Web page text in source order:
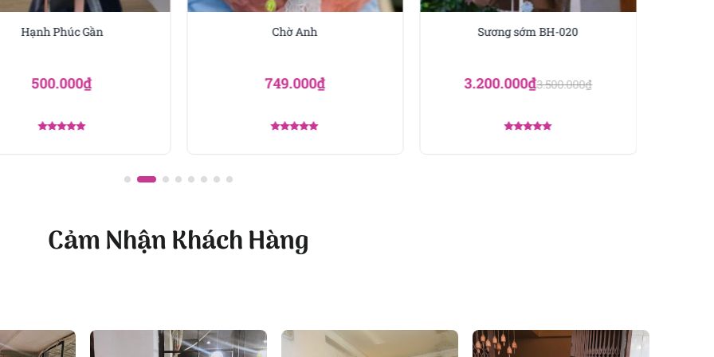
Hạnh Phúc Gần
500.000₫
Chờ Anh
749.000₫
Sương sớm BH-020
3.200.000₫3.500.000₫
Cảm Nhận Khách Hàng